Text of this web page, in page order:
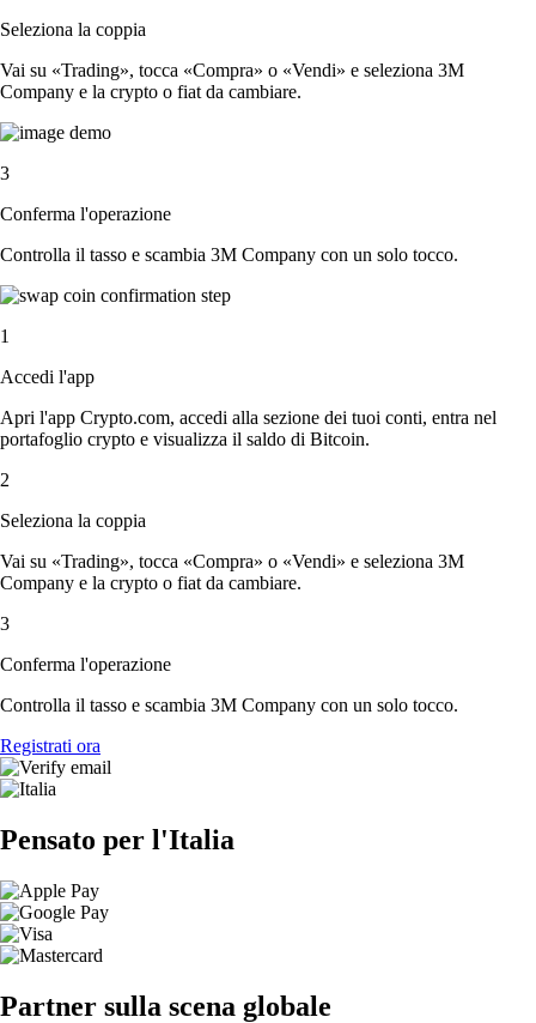
Seleziona la coppia
Vai su «Trading», tocca «Compra» o «Vendi» e seleziona 3M
Company e la crypto o fiat da cambiare.
3
Conferma l'operazione
Controlla il tasso e scambia 3M Company con un solo tocco.
1
Accedi l'app
Apri l'app Crypto.com, accedi alla sezione dei tuoi conti, entra nel
portafoglio crypto e visualizza il saldo di Bitcoin.
2
Seleziona la coppia
Vai su «Trading», tocca «Compra» o «Vendi» e seleziona 3M
Company e la crypto o fiat da cambiare.
3
Conferma l'operazione
Controlla il tasso e scambia 3M Company con un solo tocco.
Registrati ora
Pensato per l'Italia
Partner sulla scena globale